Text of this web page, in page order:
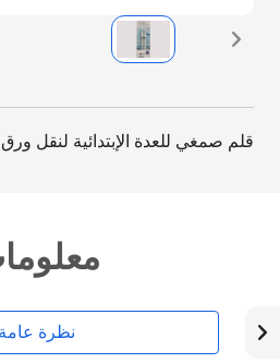
قلم صمغي للعدة الإبتدائية لنقل ورق
نظرة عامة